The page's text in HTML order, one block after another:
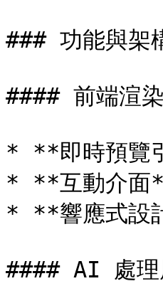
### 功能與架
#### 前端渲
* **即時預覽
* **互動介面
* **響應式設
#### AI 處理